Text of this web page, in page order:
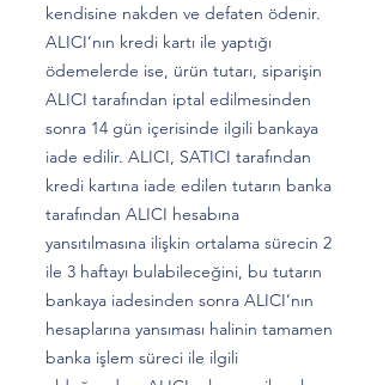
kendisine nakden ve defaten ödenir.
ALICI’nın kredi kartı ile yaptığı
ödemelerde ise, ürün tutarı, siparişin
ALICI tarafından iptal edilmesinden
sonra 14 gün içerisinde ilgili bankaya
iade edilir. ALICI, SATICI tarafından
kredi kartına iade edilen tutarın banka
tarafından ALICI hesabına
yansıtılmasına ilişkin ortalama sürecin 2
ile 3 haftayı bulabileceğini, bu tutarın
bankaya iadesinden sonra ALICI’nın
hesaplarına yansıması halinin tamamen
banka işlem süreci ile ilgili